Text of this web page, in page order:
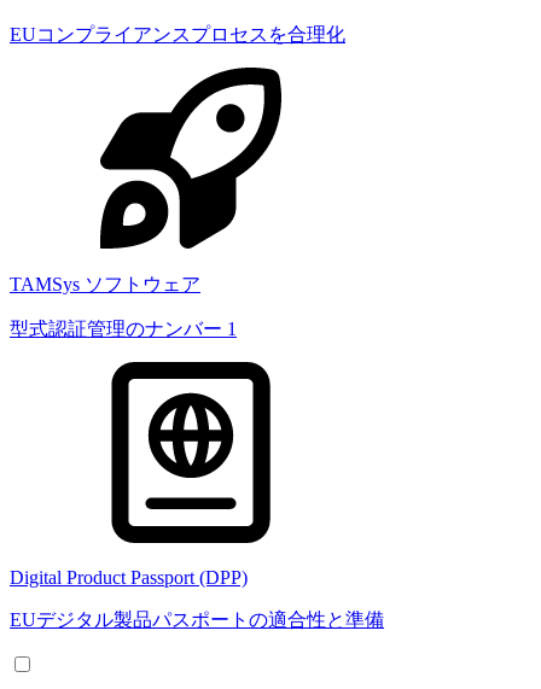
EUコンプライアンスプロセスを合理化
TAMSys ソフトウェア
型式認証管理のナンバー 1
Digital Product Passport (DPP)
EUデジタル製品パスポートの適合性と準備